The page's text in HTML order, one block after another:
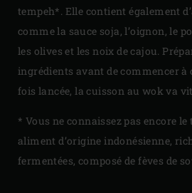
tempeh*. Elle contient également
comme la sauce soja, l’oignon, le
les olives et les noix de cajou.
ingrédients avant de commencer à
fois lancée, la cuisson au wok va
* Vous ne connaissez pas encore le
aliment d’origine indonésienne,
fermentées, composé de fèves de